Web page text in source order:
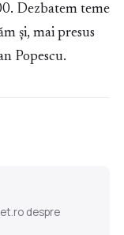
Dezbatem teme
și, mai presus
Popescu.
despre